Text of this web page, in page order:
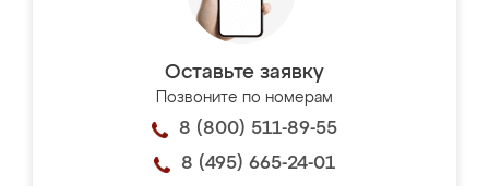
Оставьте заявку
Позвоните по номерам
8 (800) 511-89-55
8 (495) 665-24-01